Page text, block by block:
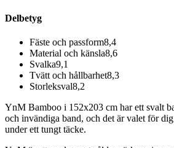
Delbetyg
Fäste och passform8,4
Material och känsla8,6
Svalka9,1
Tvätt och hållbarhet8,3
Storleksval8,2
YnM Bamboo i 152x203 cm har ett svalt
och invändiga band, och det är valet för
under ett tungt täcke.